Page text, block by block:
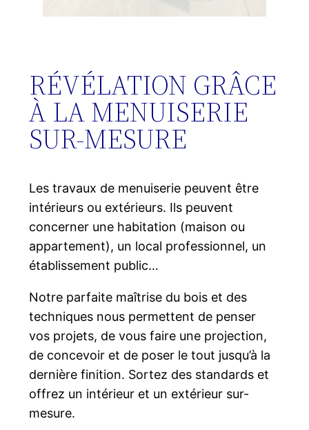
RÉVÉLATION GRÂCE
À LA MENUISERIE
SUR-MESURE
Les travaux de menuiserie peuvent être
intérieurs ou extérieurs. Ils peuvent
concerner une habitation (maison ou
appartement), un local professionnel, un
établissement public…
Notre parfaite maîtrise du bois et des
techniques nous permettent de penser
vos projets, de vous faire une projection,
de concevoir et de poser le tout jusqu’à la
dernière finition. Sortez des standards et
offrez un intérieur et un extérieur sur-
mesure.